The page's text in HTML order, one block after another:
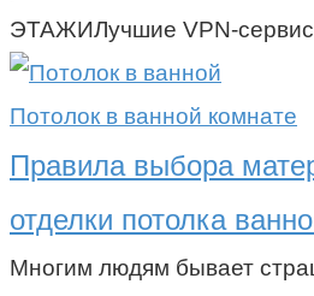
ЭТАЖИЛучшие VPN-
Потолок в ванной комнате
Правила выбора
отделки потолка
Многим людям бывает